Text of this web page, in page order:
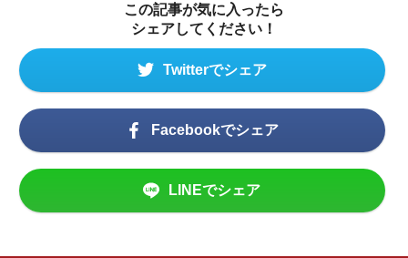
この記事が気に入ったら
シェアしてください！
Twitterでシェア
Facebookでシェア
LINEでシェア